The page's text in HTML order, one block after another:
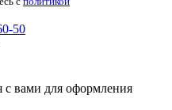
50
вами для оформления